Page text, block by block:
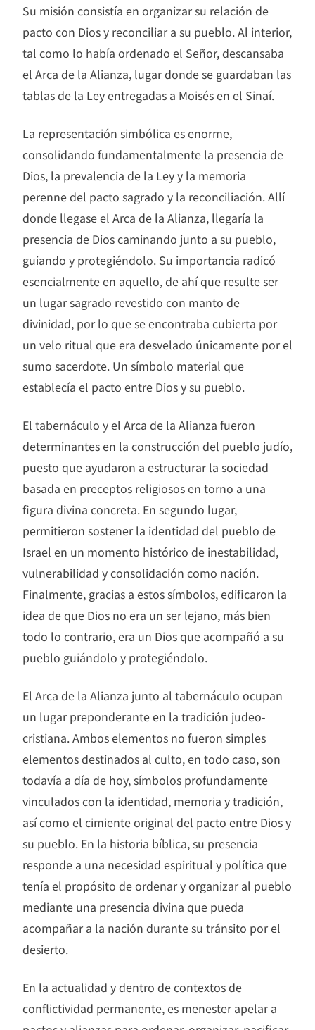
Su misión consistía en organizar su relación de
pacto con Dios y reconciliar a su pueblo. Al interior,
tal como lo había ordenado el Señor, descansaba
el Arca de la Alianza, lugar donde se guardaban las
tablas de la Ley entregadas a Moisés en el Sinaí.
La representación simbólica es enorme,
consolidando fundamentalmente la presencia de
Dios, la prevalencia de la Ley y la memoria
perenne del pacto sagrado y la reconciliación. Allí
donde llegase el Arca de la Alianza, llegaría la
presencia de Dios caminando junto a su pueblo,
guiando y protegiéndolo. Su importancia radicó
esencialmente en aquello, de ahí que resulte ser
un lugar sagrado revestido con manto de
divinidad, por lo que se encontraba cubierta por
un velo ritual que era desvelado únicamente por el
sumo sacerdote. Un símbolo material que
establecía el pacto entre Dios y su pueblo.
El tabernáculo y el Arca de la Alianza fueron
determinantes en la construcción del pueblo judío,
puesto que ayudaron a estructurar la sociedad
basada en preceptos religiosos en torno a una
figura divina concreta. En segundo lugar,
permitieron sostener la identidad del pueblo de
Israel en un momento histórico de inestabilidad,
vulnerabilidad y consolidación como nación.
Finalmente, gracias a estos símbolos, edificaron la
idea de que Dios no era un ser lejano, más bien
todo lo contrario, era un Dios que acompañó a su
pueblo guiándolo y protegiéndolo.
El Arca de la Alianza junto al tabernáculo ocupan
un lugar preponderante en la tradición judeo-
cristiana. Ambos elementos no fueron simples
elementos destinados al culto, en todo caso, son
todavía a día de hoy, símbolos profundamente
vinculados con la identidad, memoria y tradición,
así como el cimiente original del pacto entre Dios y
su pueblo. En la historia bíblica, su presencia
responde a una necesidad espiritual y política que
tenía el propósito de ordenar y organizar al pueblo
mediante una presencia divina que pueda
acompañar a la nación durante su tránsito por el
desierto.
En la actualidad y dentro de contextos de
conflictividad permanente, es menester apelar a